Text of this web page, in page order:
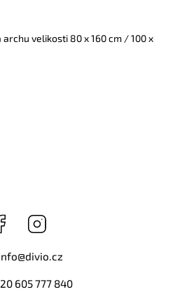
velikosti 80 x 160 cm / 100 x
Facebook
@divio.cz
605 777 840